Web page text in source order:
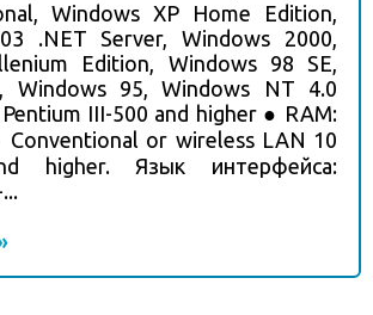
Windows XP Home Edition,
.NET Server, Windows 2000,
Edition, Windows 98 SE,
Windows 95, Windows NT 4.0
Pentium III-500 and higher ● RAM:
Conventional or wireless LAN 10
higher. Язык интерфейса: